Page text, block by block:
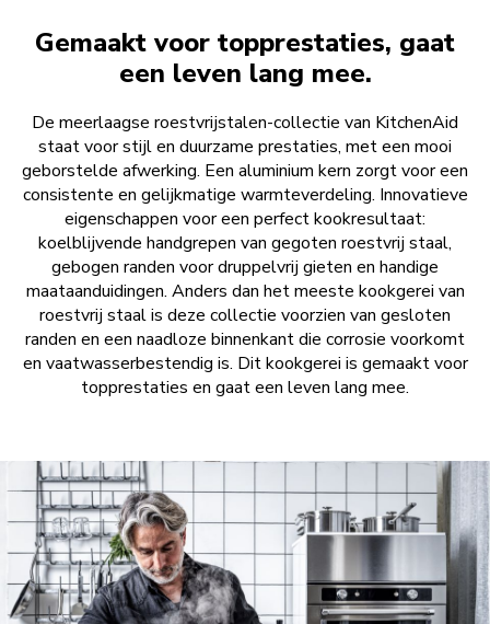
Gemaakt voor topprestaties, gaat
een leven lang mee.
De meerlaagse roestvrijstalen-collectie van KitchenAid
staat voor stijl en duurzame prestaties, met een mooi
geborstelde afwerking. Een aluminium kern zorgt voor een
consistente en gelijkmatige warmteverdeling. Innovatieve
eigenschappen voor een perfect kookresultaat:
koelblijvende handgrepen van gegoten roestvrij staal,
gebogen randen voor druppelvrij gieten en handige
maataanduidingen. Anders dan het meeste kookgerei van
roestvrij staal is deze collectie voorzien van gesloten
randen en een naadloze binnenkant die corrosie voorkomt
en vaatwasserbestendig is. Dit kookgerei is gemaakt voor
topprestaties en gaat een leven lang mee.